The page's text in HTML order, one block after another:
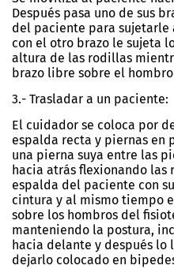
Después pasa uno de sus
del paciente para sujetarle
con el otro brazo le sujeta
altura de las rodillas
brazo libre sobre el
3.- Trasladar a un paciente:
El cuidador se coloca por
espalda recta y piernas en
una pierna suya entre las
hacia atrás flexionando las
espalda del paciente con
cintura y al mismo tiempo
sobre los hombros del
manteniendo la postura,
hacia delante y después
dejarlo colocado en